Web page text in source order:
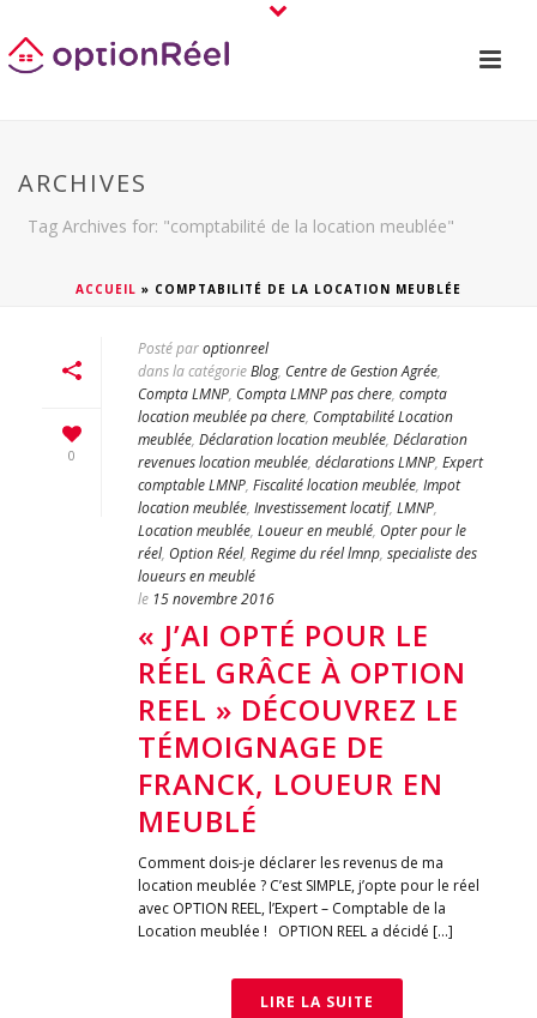
ARCHIVES
Tag Archives for: "comptabilité de la location meublée"
ACCUEIL » COMPTABILITÉ DE LA LOCATION MEUBLÉE
0
Posté paroptionreel
dans la catégorieBlog, Centre de Gestion Agrée,
Compta LMNP, Compta LMNP pas chere, compta
location meublée pa chere, Comptabilité Location
meublée, Déclaration location meublée, Déclaration
revenues location meublée, déclarations LMNP, Expert
comptable LMNP, Fiscalité location meublée, Impot
location meublée, Investissement locatif, LMNP,
Location meublée, Loueur en meublé, Opter pour le
réel, Option Réel, Regime du réel lmnp, specialiste des
loueurs en meublé
le 15 novembre 2016
« J’AI OPTÉ POUR LE
RÉEL GRÂCE À OPTION
REEL » DÉCOUVREZ LE
TÉMOIGNAGE DE
FRANCK, LOUEUR EN
MEUBLÉ
Comment dois-je déclarer les revenus de ma
location meublée ? C’est SIMPLE, j’opte pour le réel
avec OPTION REEL, l’Expert – Comptable de la
Location meublée ! OPTION REEL a décidé […]
LIRE LA SUITE